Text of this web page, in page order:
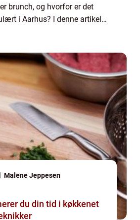
brunch, og hvorfor er det
i Aarhus? I denne artikel
Malene Jeppesen
du din tid i køkkenet